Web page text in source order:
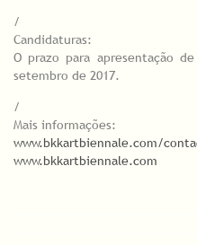
/
Candidaturas:
O prazo para apresentação
setembro de 2017.
/
Mais informações:
www.bkkartbiennale.com/
www.bkkartbiennale.com